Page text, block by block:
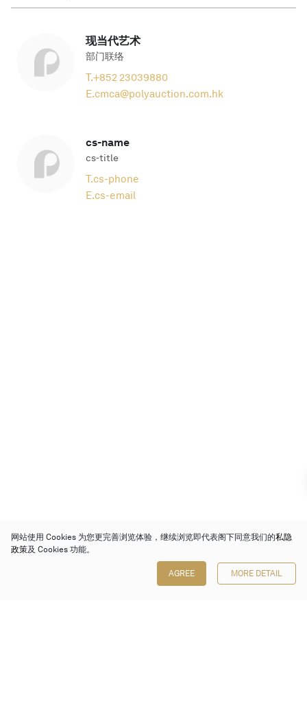
现当代艺术
部门联络
T.+852 23039880
E.cmca@polyauction.com.hk
cs-name
cs-title
T.cs-phone
E.cs-email
网站使用 Cookies 为您更完善浏览体验，继续浏览即代表阁下同意我们的私隐
政策及 Cookies 功能。
AGREE MORE DETAIL